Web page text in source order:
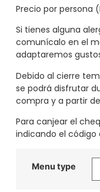
Precio por persona
Si tienes alguna
comunícalo en el
adaptaremos
Debido al cierre
se podrá disfrutar
compra y a partir
Para canjear el
indicando el código
Menu type